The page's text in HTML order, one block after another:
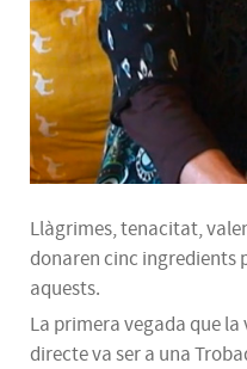
Llàgrimes, tenacitat,
donaren cinc ingredients
aquests.
La primera vegada que
directe va ser a una